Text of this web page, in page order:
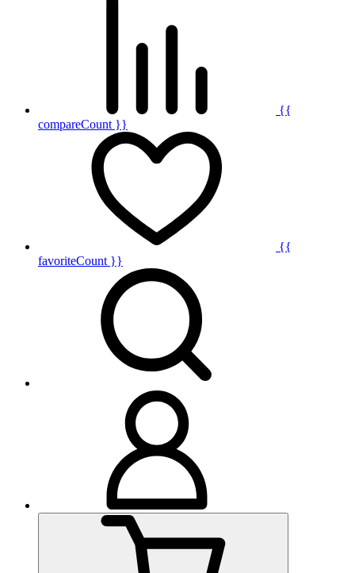
{{
compareCount }}
{{
favoriteCount }}